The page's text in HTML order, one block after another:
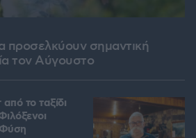
προσελκύουν σημαντική
τον Αύγουστο
το ταξίδι